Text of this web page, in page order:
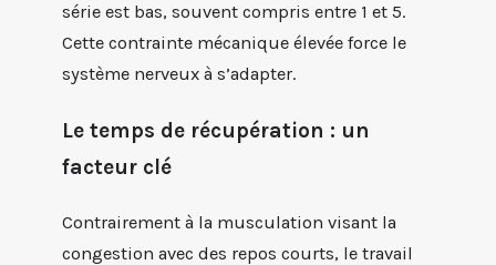
série est bas, souvent compris entre 1 et 5.
Cette contrainte mécanique élevée force le
système nerveux à s’adapter.
Le temps de récupération : un
facteur clé
Contrairement à la musculation visant la
congestion avec des repos courts, le travail